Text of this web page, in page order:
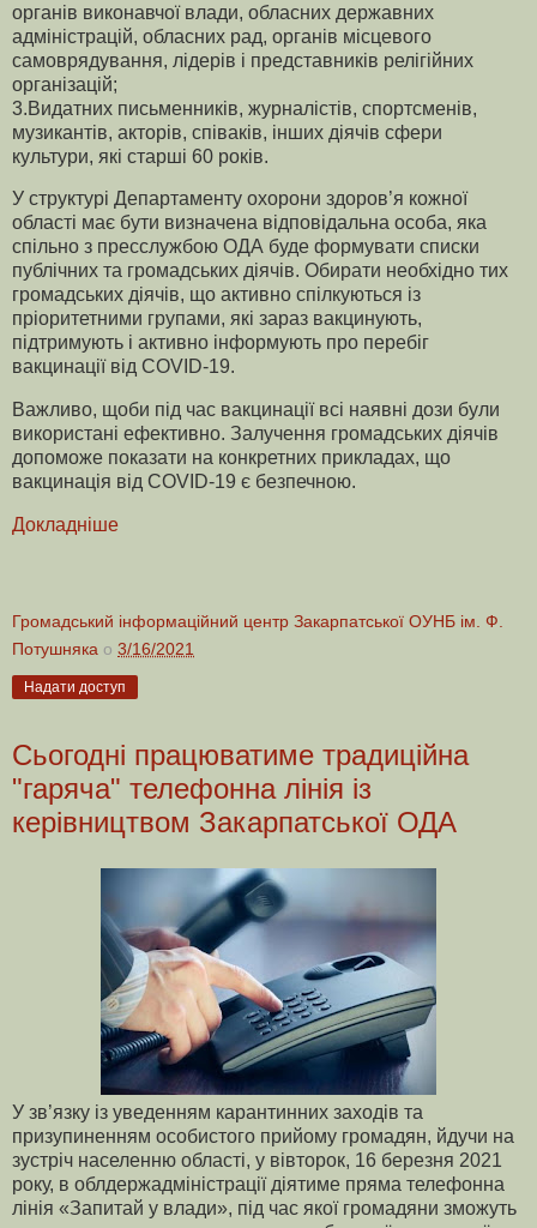
органів виконавчої влади, обласних державних
адміністрацій, обласних рад, органів місцевого
самоврядування, лідерів і представників релігійних
організацій;
3.Видатних письменників, журналістів, спортсменів,
музикантів, акторів, співаків, інших діячів сфери
культури, які старші 60 років.
У структурі Департаменту охорони здоров’я кожної
області має бути визначена відповідальна особа, яка
спільно з пресслужбою ОДА буде формувати списки
публічних та громадських діячів. Обирати необхідно тих
громадських діячів, що активно спілкуються із
пріоритетними групами, які зараз вакцинують,
підтримують і активно інформують про перебіг
вакцинації від COVID-19.
Важливо, щоби під час вакцинації всі наявні дози були
використані ефективно. Залучення громадських діячів
допоможе показати на конкретних прикладах, що
вакцинація від COVID-19 є безпечною.
Докладніше
Громадський інформаційний центр Закарпатської ОУНБ ім. Ф.
Потушняка о 3/16/2021
Надати доступ
Сьогодні працюватиме традиційна
"гаряча" телефонна лінія із
керівництвом Закарпатської ОДА
У зв’язку із уведенням карантинних заходів та
призупиненням особистого прийому громадян, йдучи на
зустріч населенню області, у вівторок, 16 березня 2021
року, в облдержадміністрації діятиме пряма телефонна
лінія «Запитай у влади», під час якої громадяни зможуть